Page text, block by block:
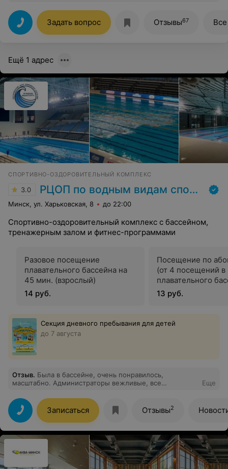
Задать вопрос Отзывы67
Ещё 1 адрес
СПОРТИВНО-ОЗДОРОВИТЕЛЬНЫЙ КОМПЛЕКС
3.0 РЦОП по водным видам спорта
Минск, ул. Харьковская, 8 до 22:00
Спортивно-оздоровительный комплекс с бассейном,
тренажерным залом и фитнес-программами
Разовое посещение
плавательного бассейна на
45 мин. (взрослый)
14 руб.
Посещение по
(от 4 посещений в
плавательного
45 мин. (взрослый)
13 руб.
Секция дневного пребывания для детей
до 7 августа
Отзыв. Была в бассейне, очень понравилось,
масштабно. Администраторы вежливые, все
Еще
Записаться Отзывы2